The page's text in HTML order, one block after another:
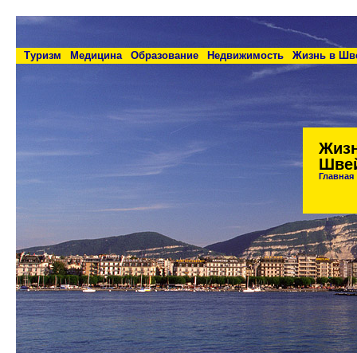
Ирина С.А.
Туризм Медицина Образование Недвижимость Жизнь в
Главная